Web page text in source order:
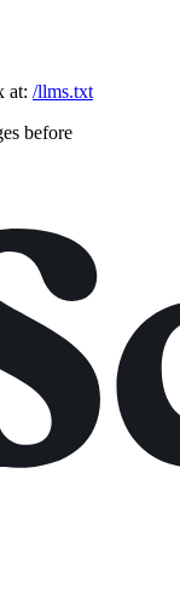
at: /llms.txt
before